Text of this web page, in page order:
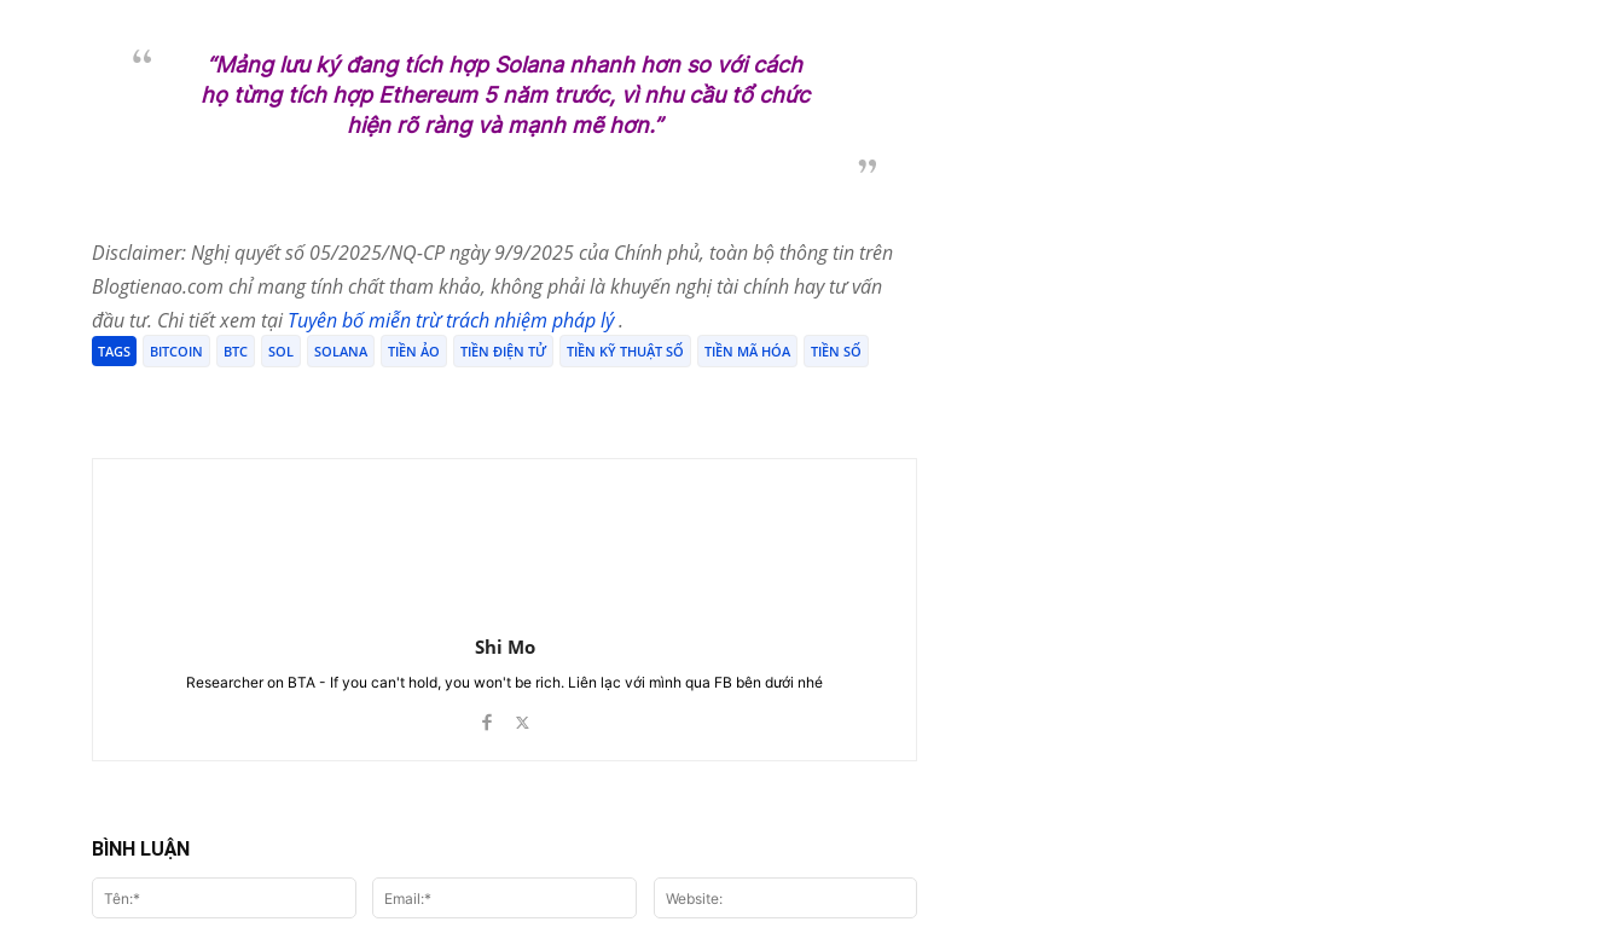
“Mảng lưu ký đang tích hợp Solana nhanh hơn so với cách
họ từng tích hợp Ethereum 5 năm trước, vì nhu cầu tổ chức
hiện rõ ràng và mạnh mẽ hơn.”
Disclaimer: Nghị quyết số 05/2025/NQ-CP ngày 9/9/2025 của Chính phủ, toàn bộ thông tin trên
Blogtienao.com chỉ mang tính chất tham khảo, không phải là khuyến nghị tài chính hay tư vấn
đầu tư. Chi tiết xem tạiTuyên bố miễn trừ trách nhiệm pháp lý.
TAGS BITCOIN BTC SOL SOLANA TIỀN ẢO TIỀN ĐIỆN TỬ TIỀN KỸ THUẬT SỐ TIỀN MÃ HÓA TIỀN SỐ
Shi Mo
Researcher on BTA - If you can't hold, you won't be rich. Liên lạc với mình qua FB bên dưới nhé
BÌNH LUẬN
Tên:* Email:*